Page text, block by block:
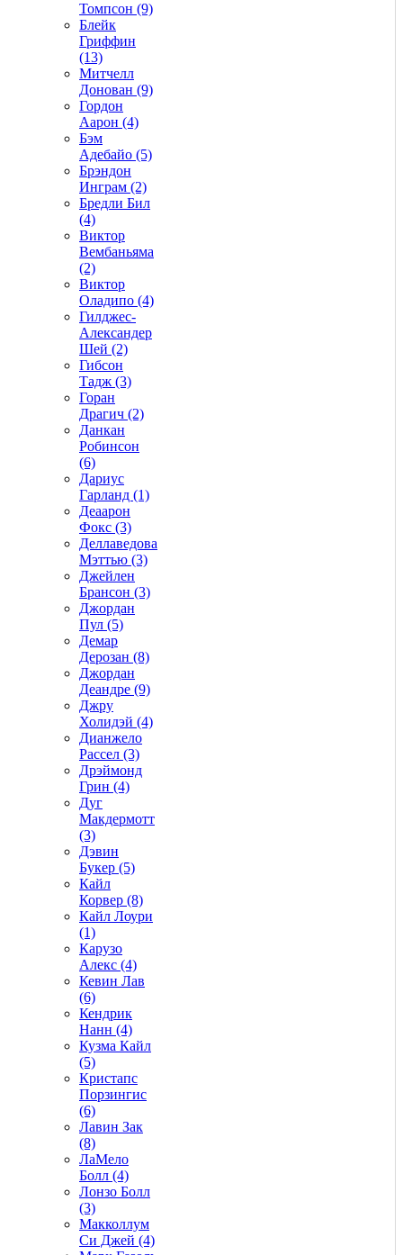
Томпсон (9)
Блейк
Гриффин
(13)
Митчелл
Донован (9)
Гордон
Аарон (4)
Бэм
Адебайо (5)
Брэндон
Инграм (2)
Бредли Бил
(4)
Виктор
Вембаньяма
(2)
Виктор
Оладипо (4)
Гилджес-
Александер
Шей (2)
Гибсон
Тадж (3)
Горан
Драгич (2)
Данкан
Робинсон
(6)
Дариус
Гарланд (1)
Деаарон
Фокс (3)
Деллаведова
Мэттью (3)
Джейлен
Брансон (3)
Джордан
Пул (5)
Демар
Дерозан (8)
Джордан
Деандре (9)
Джру
Холидэй (4)
Дианжело
Рассел (3)
Дрэймонд
Грин (4)
Дуг
Макдермотт
(3)
Дэвин
Букер (5)
Кайл
Корвер (8)
Кайл Лоури
(1)
Карузо
Алекс (4)
Кевин Лав
(6)
Кендрик
Нанн (4)
Кузма Кайл
(5)
Кристапс
Порзингис
(6)
Лавин Зак
(8)
ЛаМело
Болл (4)
Лонзо Болл
(3)
Макколлум
Си Джей (4)